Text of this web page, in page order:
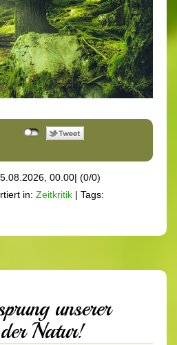
00.00| (0/0)
in: Zeitkritik | Tags:
unserer
Natur!